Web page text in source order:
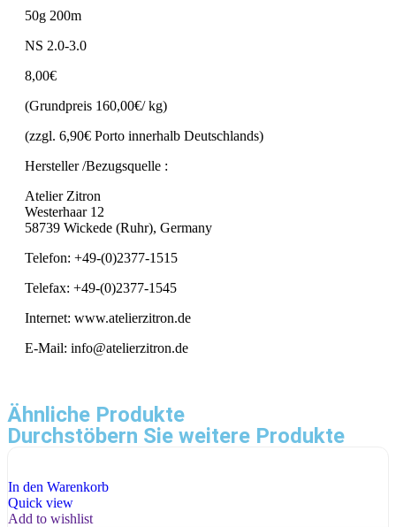
50g 200m
NS 2.0-3.0
8,00€
(Grundpreis 160,00€/ kg)
(zzgl. 6,90€ Porto innerhalb Deutschlands)
Hersteller /Bezugsquelle :
Atelier Zitron
Westerhaar 12
58739 Wickede (Ruhr), Germany
Telefon: +49-(0)2377-1515
Telefax: +49-(0)2377-1545
Internet: www.atelierzitron.de
E-Mail: info@atelierzitron.de
Ähnliche Produkte
Durchstöbern Sie weitere Produkte
In den Warenkorb
Quick view
Add to wishlist